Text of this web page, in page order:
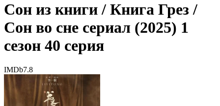
Сон из книги / Книга Грез /
Сон во сне сериал (2025) 1
сезон 40 серия
IMDb7.8